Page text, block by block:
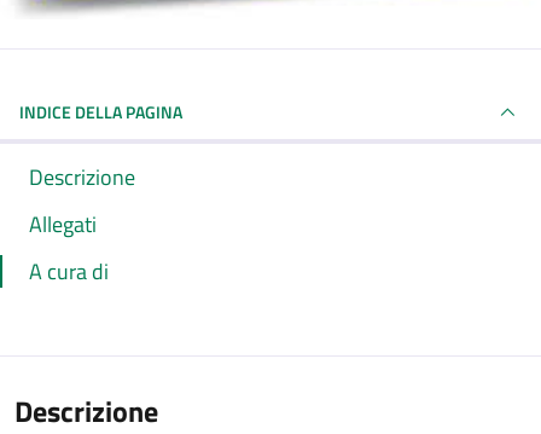
INDICE DELLA PAGINA
Descrizione
Allegati
A cura di
Descrizione